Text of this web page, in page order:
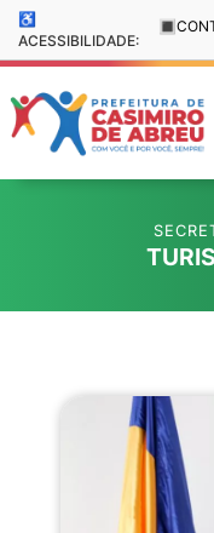
♿
ACESSIBILIDADE:
🔳